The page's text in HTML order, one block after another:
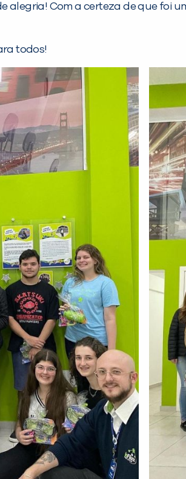
alegria! Com a certeza de que foi
todos!